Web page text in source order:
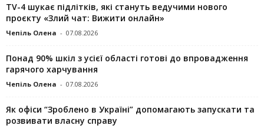
TV-4 шукає підлітків, які стануть ведучими нового
проєкту «Злий чат: Вижити онлайн»
Чепіль Олена - 07.08.2026
Понад 90% шкіл з усієї області готові до впровадження
гарячого харчування
Чепіль Олена - 07.08.2026
Як офіси “Зроблено в Україні” допомагають запускaти та
розвивати власну справу